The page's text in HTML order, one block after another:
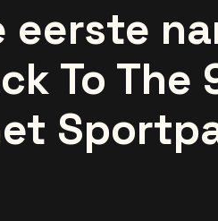
eerste
To The